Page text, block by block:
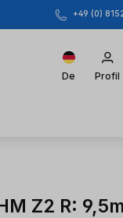
+49 (0)
De Profil
Z2 R: